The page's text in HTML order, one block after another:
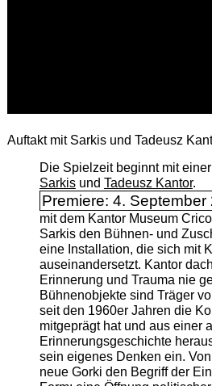
Auftakt mit Sarkis und Tadeusz
Die Spielzeit beginnt mit
Sarkisund Tadeusz Kantor.
Premiere: 4. September
mit dem Kantor Museum
Sarkis den Bühnen- und
eine Installation, die sich mit
auseinandersetzt. Kantor
Erinnerung und Trauma nie
Bühnenobjekte sind Träger
seit den 1960er Jahren die
mitgeprägt hat und aus einer
Erinnerungsgeschichte
sein eigenes Denken ein.
neue Gorki den Begriff der